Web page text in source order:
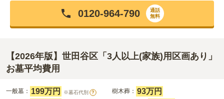
0120-964-790
通話
無料
【2026年版】世田谷区「3人以上(家族)用区画あり」
お墓平均費用
一般墓： 199万円 ※墓石代別 ? 樹木葬： 93万円